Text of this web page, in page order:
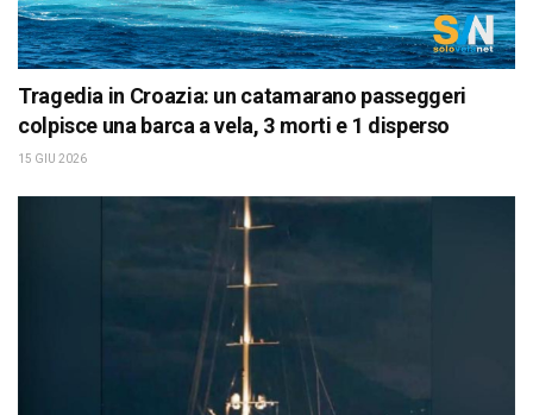
Tragedia in Croazia: un catamarano passeggeri
colpisce una barca a vela, 3 morti e 1 disperso
15 GIU 2026